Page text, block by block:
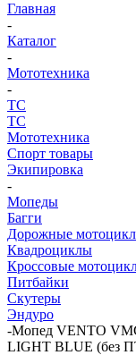
Главная
-
Каталог
-
Мототехника
-
ТС
ТС
Мототехника
Спорт товары
Экипировка
-
Мопеды
Багги
Дорожные
Квадроциклы
Кроссовые
Питбайки
Скутеры
Эндуро
-Мопед VENTO
LIGHT BLUE (без